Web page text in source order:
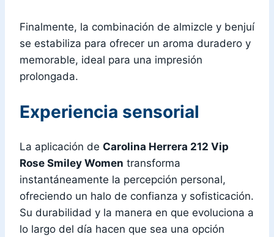
Finalmente, la combinación de almizcle y benjuí
se estabiliza para ofrecer un aroma duradero y
memorable, ideal para una impresión
prolongada.
Experiencia sensorial
La aplicación de Carolina Herrera 212 Vip
Rose Smiley Women transforma
instantáneamente la percepción personal,
ofreciendo un halo de confianza y sofisticación.
Su durabilidad y la manera en que evoluciona a
lo largo del día hacen que sea una opción